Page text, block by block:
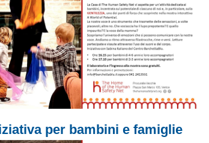
per bambini e famiglie